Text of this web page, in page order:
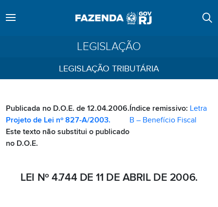
LEGISLAÇÃO
LEGISLAÇÃO TRIBUTÁRIA
Publicada no D.O.E. de 12.04.2006.
Projeto de Lei nº 827-A/2003.
Este texto não substitui o publicado
no D.O.E.
Índice remissivo: Letra
B – Benefício Fiscal
LEI Nº 4.744 DE 11 DE ABRIL DE 2006.